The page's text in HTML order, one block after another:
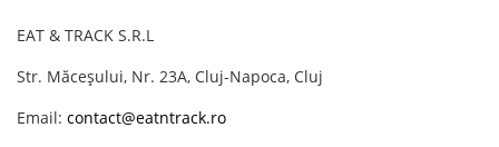
EAT & TRACK S.R.L
Str. Măceșului, Nr. 23A, Cluj-Napoca, Cluj
Email: contact@eatntrack.ro